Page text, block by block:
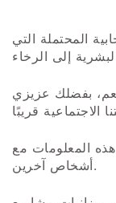
المحتملة التي
بفضلك عزيزي
المعلومات مع
أشخاص آخرين.